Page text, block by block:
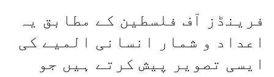
فرینڈز آف فلسطین کے مطابق یہ
اعداد و شمار انسانی المیے کی
ایسی تصویر پیش کرتے ہیں جو